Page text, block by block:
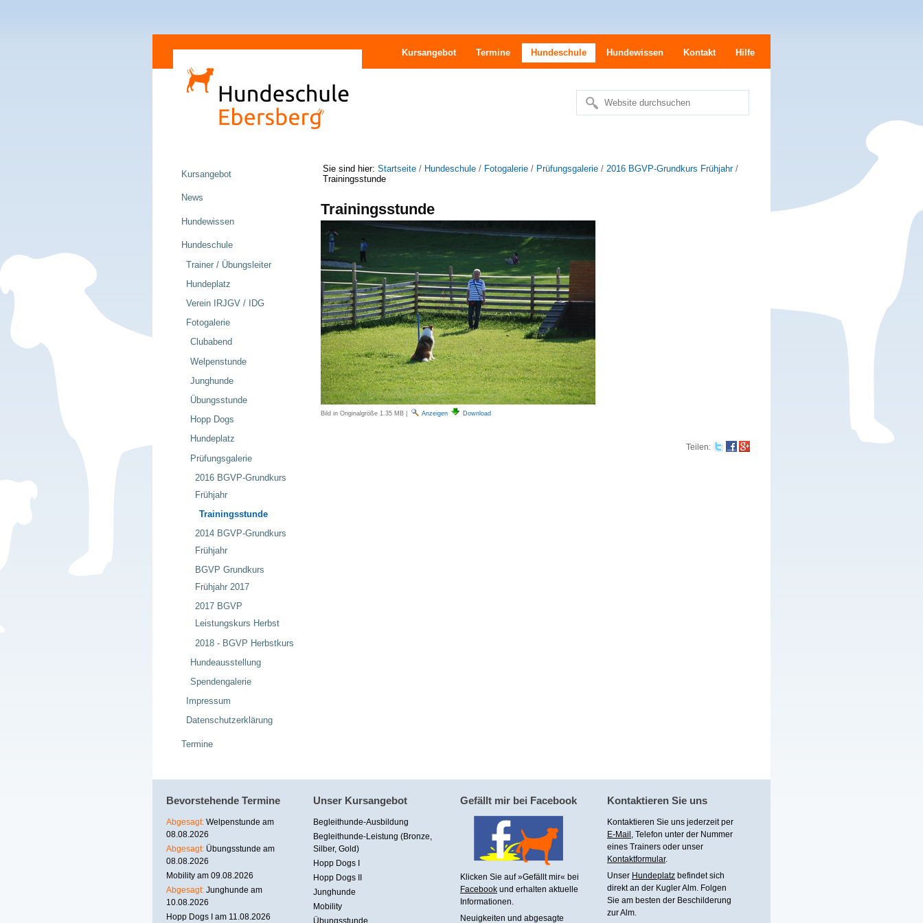
zum
Inhalt
Direkt
Navigation
Kursangebot Termine Hundeschule Hundewissen Kontakt Hilfe
Website durchsuchen
Erweiterte
Sie sind hier: Startseite / Hundeschule / Fotogalerie / Prüfungsgalerie / 2016 BGVP-Grundkurs Frühjahr /
Trainingsstunde
Trainingsstunde
Bild in Originalgröße 1.35 MB| Anzeigen Download
Teilen:
Kursangebot
News
Hundewissen
Hundeschule
Trainer / Übungsleiter
Hundeplatz
Verein IRJGV / IDG
Fotogalerie
Clubabend
Welpenstunde
Junghunde
Übungsstunde
Hopp Dogs
Hundeplatz
Prüfungsgalerie
2016 BGVP-Grundkurs
Frühjahr
Trainingsstunde
2014 BGVP-Grundkurs
Frühjahr
BGVP Grundkurs
Frühjahr 2017
2017 BGVP
Leistungskurs Herbst
2018 - BGVP Herbstkurs
Hundeausstellung
Spendengalerie
Impressum
Datenschutzerklärung
Termine
Bevorstehende Termine
Abgesagt: Welpenstunde am
08.08.2026
Abgesagt: Übungsstunde am
08.08.2026
Mobility am 09.08.2026
Abgesagt: Junghunde am
10.08.2026
Hopp Dogs I am 11.08.2026
Unser Kursangebot
Begleithunde-Ausbildung
Begleithunde-Leistung (Bronze,
Silber, Gold)
Hopp Dogs I
Hopp Dogs II
Junghunde
Mobility
Gefällt mir bei Facebook
Klicken Sie auf »Gefällt mir« bei
Facebook und erhalten aktuelle
Informationen.
Neuigkeiten und abgesagte
Kontaktieren Sie uns
Kontaktieren Sie uns jederzeit per
E-Mail , Telefon unter der Nummer
eines Trainers oder unser
Kontaktformular.
Unser Hundeplatz befindet sich
direkt an der Kugler Alm. Folgen
Sie am besten der Beschilderung
zur Alm.